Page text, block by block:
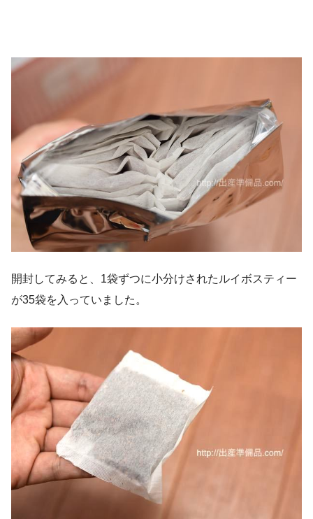
開封してみると、1袋ずつに小分けされたルイボスティー
が35袋を入っていました。